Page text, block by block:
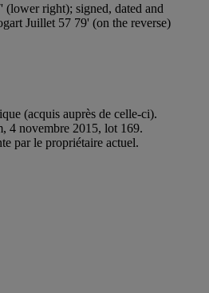
(lower right); signed, dated and
Juillet 57 79' (on the reverse)
(acquis auprès de celle-ci).
4 novembre 2015, lot 169.
par le propriétaire actuel.